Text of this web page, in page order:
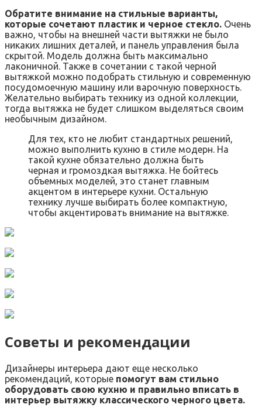
Обратите внимание на стильные варианты,
которые сочетают пластик и черное стекло. Очень
важно, чтобы на внешней части вытяжки не было
никаких лишних деталей, и панель управления была
скрытой. Модель должна быть максимально
лаконичной. Также в сочетании с такой черной
вытяжкой можно подобрать стильную и современную
посудомоечную машину или варочную поверхность.
Желательно выбирать технику из одной коллекции,
тогда вытяжка не будет слишком выделяться своим
необычным дизайном.
Для тех, кто не любит стандартных решений,
можно выполнить кухню в стиле модерн. На
такой кухне обязательно должна быть
черная и громоздкая вытяжка. Не бойтесь
объемных моделей, это станет главным
акцентом в интерьере кухни. Остальную
технику лучше выбирать более компактную,
чтобы акцентировать внимание на вытяжке.
Советы и рекомендации
Дизайнеры интерьера дают еще несколько
рекомендаций, которые помогут вам стильно
оборудовать свою кухню и правильно вписать в
интерьер вытяжку классического черного цвета.